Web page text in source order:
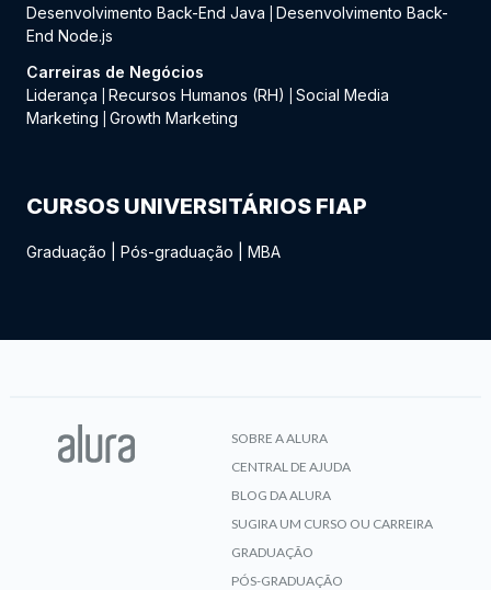
Desenvolvimento Back-End Java
Desenvolvimento Back-
End Node.js
Carreiras de Negócios
Liderança
Recursos Humanos (RH)
Social Media
Marketing
Growth Marketing
CURSOS UNIVERSITÁRIOS FIAP
Graduação Pós-graduação MBA
SOBRE A ALURA
CENTRAL DE AJUDA
BLOG DA ALURA
SUGIRA UM CURSO OU CARREIRA
GRADUAÇÃO
PÓS-GRADUAÇÃO